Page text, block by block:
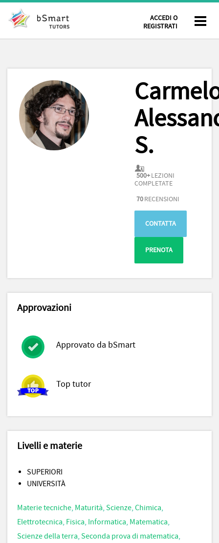
ACCEDI O
REGISTRATI
S.
500+LEZIONI
COMPLETATE
70RECENSIONI
CONTATTA
PRENOTA
Approvazioni
Approvato da bSmart
Top tutor
Livelli e materie
SUPERIORI
UNIVERSITÀ
Materie tecniche, Maturità, Scienze, Chimica,
Elettrotecnica, Fisica, Informatica, Matematica,
Scienze della terra, Seconda prova di matematica,